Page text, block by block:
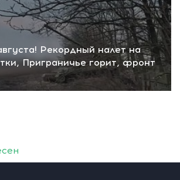
Рекордный налет на
Приграничье горит, фронт